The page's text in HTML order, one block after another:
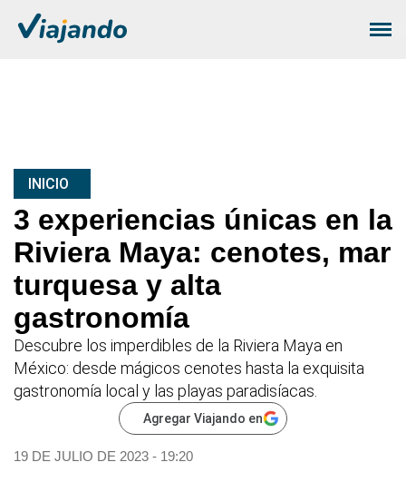
INICIO
3 experiencias únicas en la
Riviera Maya: cenotes, mar
turquesa y alta
gastronomía
Descubre los imperdibles de la Riviera Maya en
México: desde mágicos cenotes hasta la exquisita
gastronomía local y las playas paradisíacas.
Agregar Viajando en
19 DE JULIO DE 2023 - 19:20